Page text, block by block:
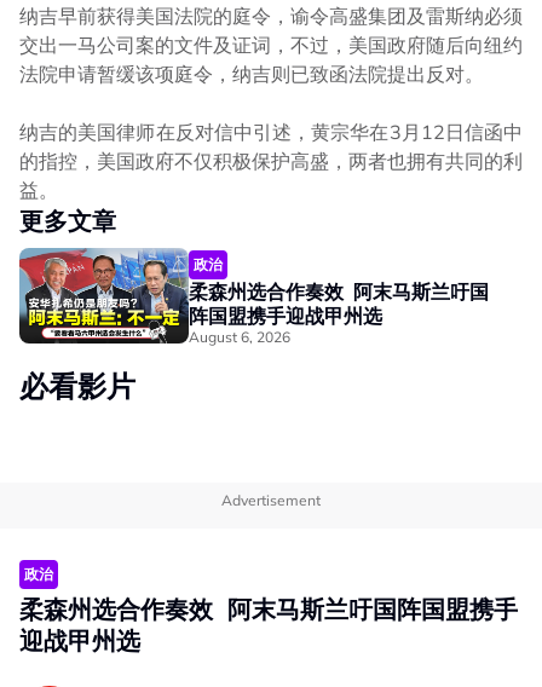
纳吉早前获得美国法院的庭令，谕令高盛集团及雷斯纳必须
交出一马公司案的文件及证词，不过，美国政府随后向纽约
法院申请暂缓该项庭令，纳吉则已致函法院提出反对。
纳吉的美国律师在反对信中引述，黄宗华在3月12日信函中
的指控，美国政府不仅积极保护高盛，两者也拥有共同的利
益。
更多文章
政治
柔森州选合作奏效 阿末马斯兰吁国
阵国盟携手迎战甲州选
August 6, 2026
必看影片
Advertisement
政治
柔森州选合作奏效 阿末马斯兰吁国阵国盟携手
迎战甲州选